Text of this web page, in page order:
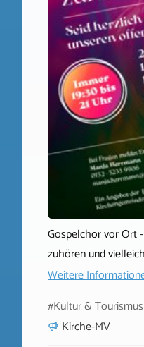
Gospelchor vor Ort
zuhören und
Weitere
#Kultur &
Kirche-MV